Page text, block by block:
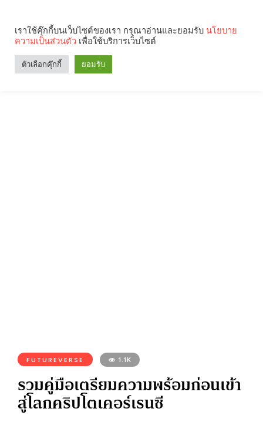
FUTUREVERSE 1.1K
รวมคู่มือเตรียมความพร้อมก่อนเข้า
สู่โลกคริปโตเคอร์เรนซี
เราใช้คุ๊กกี้บนเว็บไซต์ของเรา กรุณาอ่านและยอมรับ นโยบาย
ความเป็นส่วนตัว เพื่อใช้บริการเว็บไซต์
ตัวเลือกคุ๊กกี้ ยอมรับ